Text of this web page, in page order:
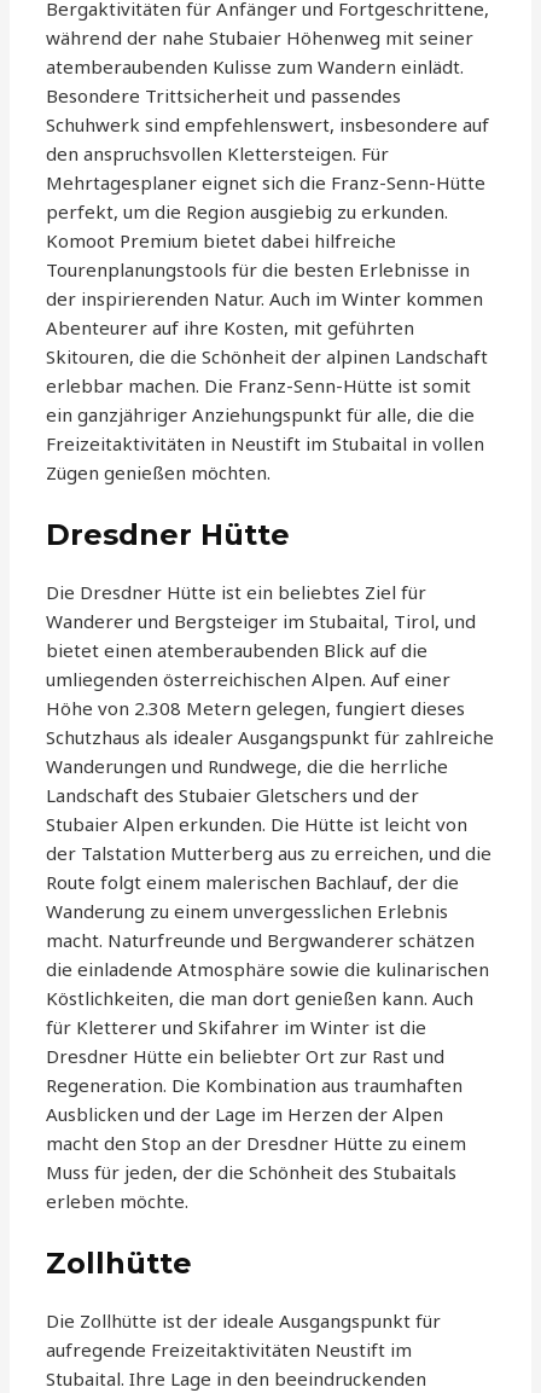
Bergaktivitäten für Anfänger und Fortgeschrittene,
während der nahe Stubaier Höhenweg mit seiner
atemberaubenden Kulisse zum Wandern einlädt.
Besondere Trittsicherheit und passendes
Schuhwerk sind empfehlenswert, insbesondere auf
den anspruchsvollen Klettersteigen. Für
Mehrtagesplaner eignet sich die Franz-Senn-Hütte
perfekt, um die Region ausgiebig zu erkunden.
Komoot Premium bietet dabei hilfreiche
Tourenplanungstools für die besten Erlebnisse in
der inspirierenden Natur. Auch im Winter kommen
Abenteurer auf ihre Kosten, mit geführten
Skitouren, die die Schönheit der alpinen Landschaft
erlebbar machen. Die Franz-Senn-Hütte ist somit
ein ganzjähriger Anziehungspunkt für alle, die die
Freizeitaktivitäten in Neustift im Stubaital in vollen
Zügen genießen möchten.
Dresdner Hütte
Die Dresdner Hütte ist ein beliebtes Ziel für
Wanderer und Bergsteiger im Stubaital, Tirol, und
bietet einen atemberaubenden Blick auf die
umliegenden österreichischen Alpen. Auf einer
Höhe von 2.308 Metern gelegen, fungiert dieses
Schutzhaus als idealer Ausgangspunkt für zahlreiche
Wanderungen und Rundwege, die die herrliche
Landschaft des Stubaier Gletschers und der
Stubaier Alpen erkunden. Die Hütte ist leicht von
der Talstation Mutterberg aus zu erreichen, und die
Route folgt einem malerischen Bachlauf, der die
Wanderung zu einem unvergesslichen Erlebnis
macht. Naturfreunde und Bergwanderer schätzen
die einladende Atmosphäre sowie die kulinarischen
Köstlichkeiten, die man dort genießen kann. Auch
für Kletterer und Skifahrer im Winter ist die
Dresdner Hütte ein beliebter Ort zur Rast und
Regeneration. Die Kombination aus traumhaften
Ausblicken und der Lage im Herzen der Alpen
macht den Stop an der Dresdner Hütte zu einem
Muss für jeden, der die Schönheit des Stubaitals
erleben möchte.
Zollhütte
Die Zollhütte ist der ideale Ausgangspunkt für
aufregende Freizeitaktivitäten Neustift im
Stubaital. Ihre Lage in den beeindruckenden